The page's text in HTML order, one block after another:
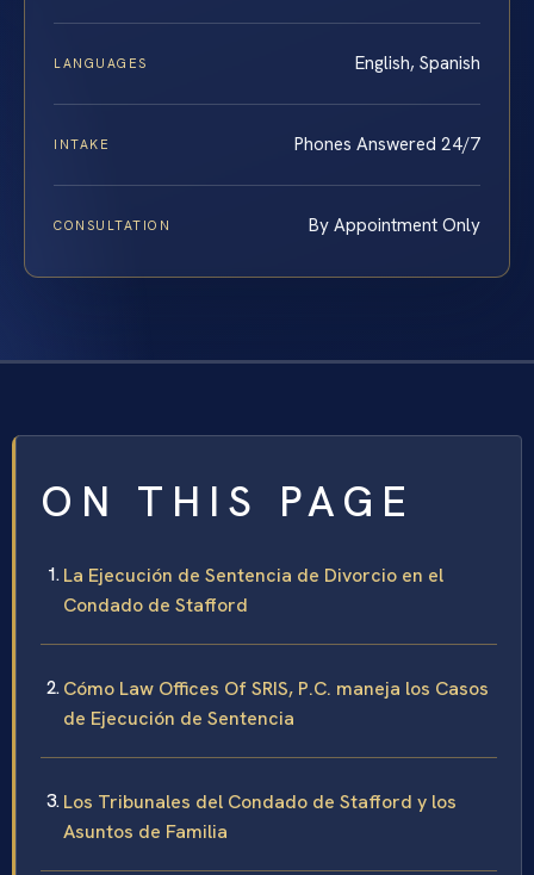
LANGUAGES English, Spanish
INTAKE Phones Answered 24/7
CONSULTATION By Appointment Only
ON THIS PAGE
La Ejecución de Sentencia de Divorcio en el
Condado de Stafford
Cómo Law Offices Of SRIS, P.C. maneja los Casos
de Ejecución de Sentencia
Los Tribunales del Condado de Stafford y los
Asuntos de Familia